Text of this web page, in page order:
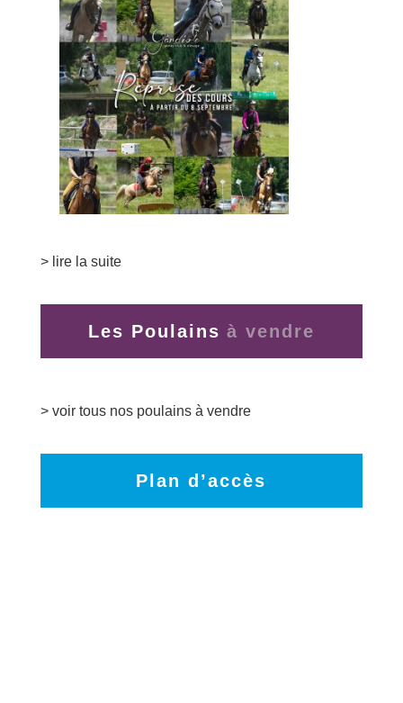
> lire la suite
Les Poulains
> voir tous nos poulains à vendre
Plan d’accès